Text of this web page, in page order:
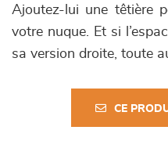
Ajoutez-lui une têtière
votre nuque. Et si
sa version droite, toute
CE